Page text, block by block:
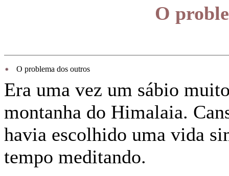
O
O problema dos outros
Era uma vez um sábio
montanha do Himalaia.
havia escolhido uma vida
tempo meditando.